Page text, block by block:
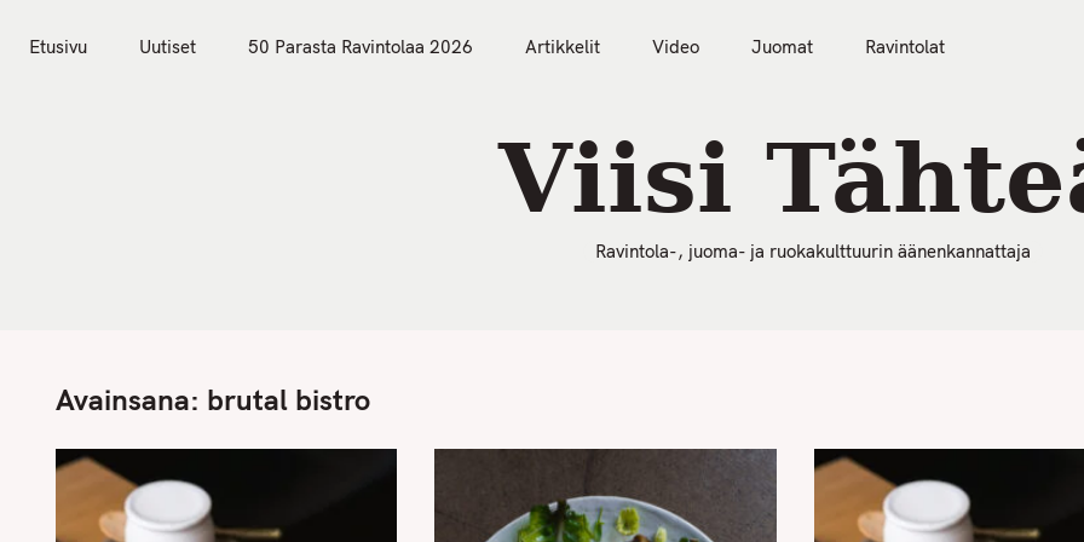
Etusivu Uutiset 50 Parasta Ravintolaa 2026 Artikkelit Video Juomat Ravintolat
Viisi
Ravintola-, juoma- ja ruokakulttuurin äänenkannattaja
Avainsana: brutal bistro